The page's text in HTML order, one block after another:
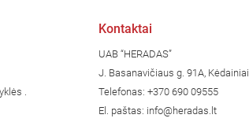
.
Kontaktai
UAB “HERADAS”
J. Basanavičiaus g. 91A, Kėdainiai
Telefonas:+370 690 09555
El. paštas: info@heradas.lt